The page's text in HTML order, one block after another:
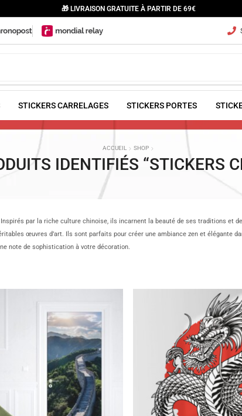
🎁 LIVRAISON GRATUITE À PARTIR DE 69€
STICKERS CARRELAGES STICKERS PORTES
ACCUEIL SHOP
IDENTIFIÉS “STICKERS
par la riche culture chinoise, ils incarnent la beauté de ses traditions et
œuvres d’art. Ils sont parfaits pour créer une ambiance zen et élégante
note de sophistication à votre décoration.